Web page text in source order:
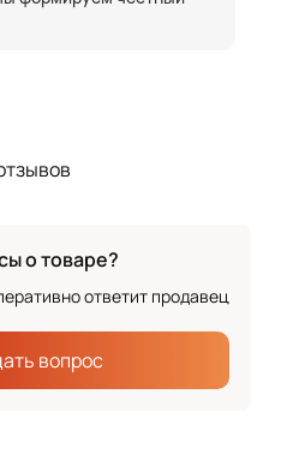
о товаре?
ответит продавец
вопрос